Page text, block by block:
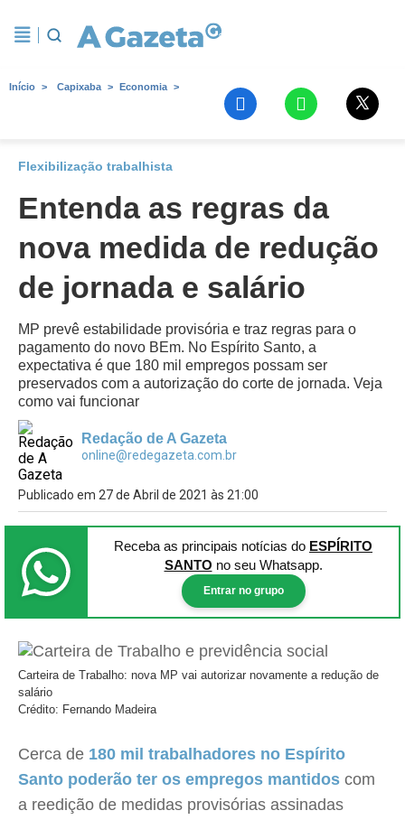
Início Capixaba Economia
Flexibilização trabalhista
Entenda as regras da
nova medida de redução
de jornada e salário
MP prevê estabilidade provisória e traz regras para o
pagamento do novo BEm. No Espírito Santo, a
expectativa é que 180 mil empregos possam ser
preservados com a autorização do corte de jornada. Veja
como vai funcionar
Redação de A Gazeta
online@redegazeta.com.br
Publicado em 27 de Abril de 2021 às 21:00
Receba as principais notícias do ESPÍRITO
SANTO no seu Whatsapp.
Entrar no grupo
Carteira de Trabalho: nova MP vai autorizar novamente a redução de
salário
Crédito: Fernando Madeira
Cerca de 180 mil trabalhadores no Espírito
Santo poderão ter os empregos mantidos com
a reedição de medidas provisórias assinadas